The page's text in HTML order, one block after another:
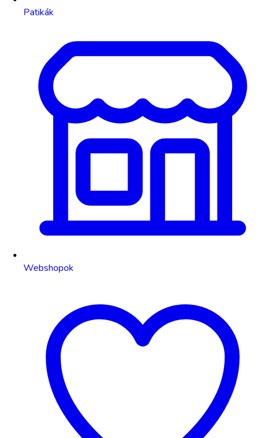
Patikák
Webshopok